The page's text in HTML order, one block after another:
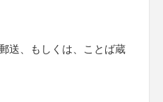
送、もしくは、ことば蔵